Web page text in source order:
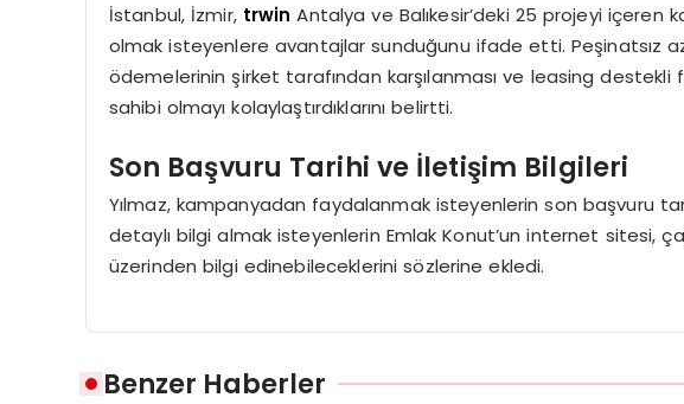
İstanbul, İzmir, trwin Antalya ve Balıkesir’deki 25 projeyi içeren
olmak isteyenlere avantajlar sunduğunu ifade etti. Peşinatsız
ödemelerinin şirket tarafından karşılanması ve leasing
sahibi olmayı kolaylaştırdıklarını belirtti.
Son Başvuru Tarihi ve İletişim Bilgileri
Yılmaz, kampanyadan faydalanmak isteyenlerin son başvuru
detaylı bilgi almak isteyenlerin Emlak Konut’un internet sitesi,
üzerinden bilgi edinebileceklerini sözlerine ekledi.
Benzer Haberler